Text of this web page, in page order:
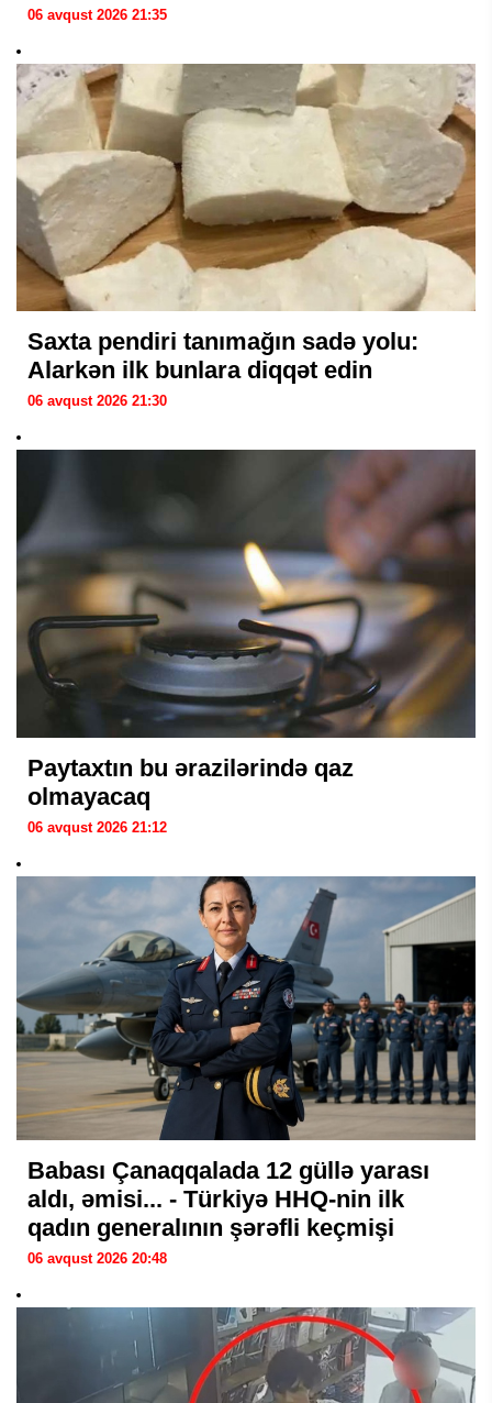
06 avqust 2026 21:35
Saxta pendiri tanımağın sadə yolu:
Alarkən ilk bunlara diqqət edin
06 avqust 2026 21:30
Paytaxtın bu ərazilərində qaz
olmayacaq
06 avqust 2026 21:12
Babası Çanaqqalada 12 güllə yarası
aldı, əmisi... - Türkiyə HHQ-nin ilk
qadın generalının şərəfli keçmişi
06 avqust 2026 20:48